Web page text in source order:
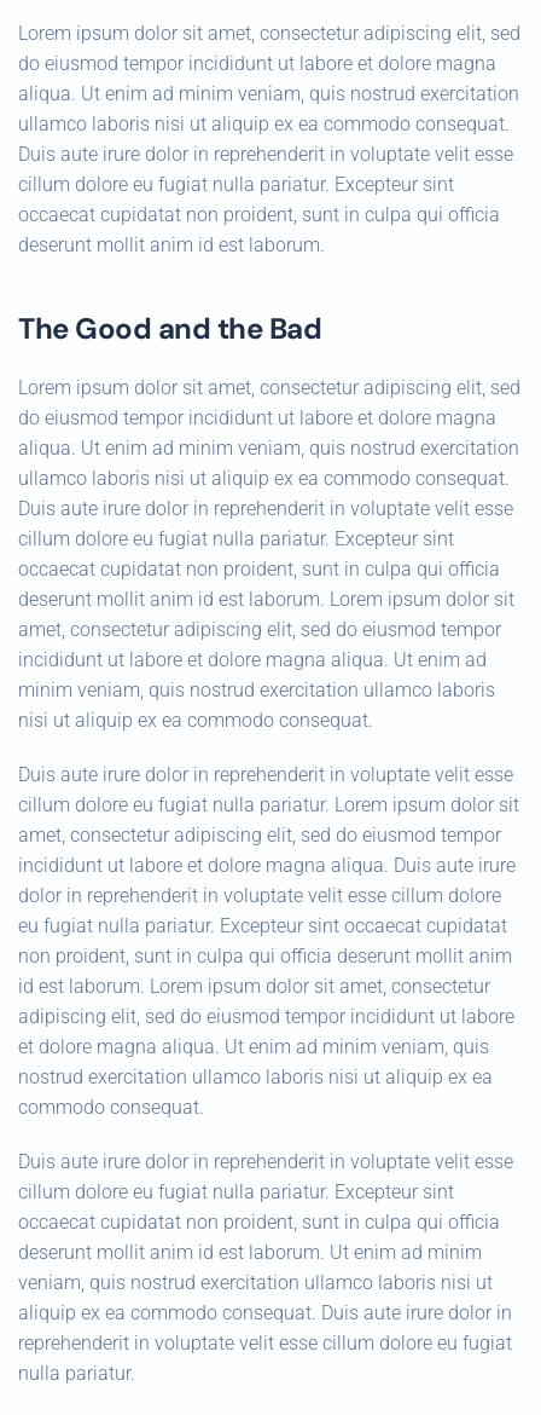
Lorem ipsum dolor sit amet, consectetur adipiscing elit, sed
do eiusmod tempor incididunt ut labore et dolore magna
aliqua. Ut enim ad minim veniam, quis nostrud exercitation
ullamco laboris nisi ut aliquip ex ea commodo consequat.
Duis aute irure dolor in reprehenderit in voluptate velit esse
cillum dolore eu fugiat nulla pariatur. Excepteur sint
occaecat cupidatat non proident, sunt in culpa qui officia
deserunt mollit anim id est laborum.
The Good and the Bad
Lorem ipsum dolor sit amet, consectetur adipiscing elit, sed
do eiusmod tempor incididunt ut labore et dolore magna
aliqua. Ut enim ad minim veniam, quis nostrud exercitation
ullamco laboris nisi ut aliquip ex ea commodo consequat.
Duis aute irure dolor in reprehenderit in voluptate velit esse
cillum dolore eu fugiat nulla pariatur. Excepteur sint
occaecat cupidatat non proident, sunt in culpa qui officia
deserunt mollit anim id est laborum. Lorem ipsum dolor sit
amet, consectetur adipiscing elit, sed do eiusmod tempor
incididunt ut labore et dolore magna aliqua. Ut enim ad
minim veniam, quis nostrud exercitation ullamco laboris
nisi ut aliquip ex ea commodo consequat.
Duis aute irure dolor in reprehenderit in voluptate velit esse
cillum dolore eu fugiat nulla pariatur. Lorem ipsum dolor sit
amet, consectetur adipiscing elit, sed do eiusmod tempor
incididunt ut labore et dolore magna aliqua. Duis aute irure
dolor in reprehenderit in voluptate velit esse cillum dolore
eu fugiat nulla pariatur. Excepteur sint occaecat cupidatat
non proident, sunt in culpa qui officia deserunt mollit anim
id est laborum. Lorem ipsum dolor sit amet, consectetur
adipiscing elit, sed do eiusmod tempor incididunt ut labore
et dolore magna aliqua. Ut enim ad minim veniam, quis
nostrud exercitation ullamco laboris nisi ut aliquip ex ea
commodo consequat.
Duis aute irure dolor in reprehenderit in voluptate velit esse
cillum dolore eu fugiat nulla pariatur. Excepteur sint
occaecat cupidatat non proident, sunt in culpa qui officia
deserunt mollit anim id est laborum. Ut enim ad minim
veniam, quis nostrud exercitation ullamco laboris nisi ut
aliquip ex ea commodo consequat. Duis aute irure dolor in
reprehenderit in voluptate velit esse cillum dolore eu fugiat
nulla pariatur.